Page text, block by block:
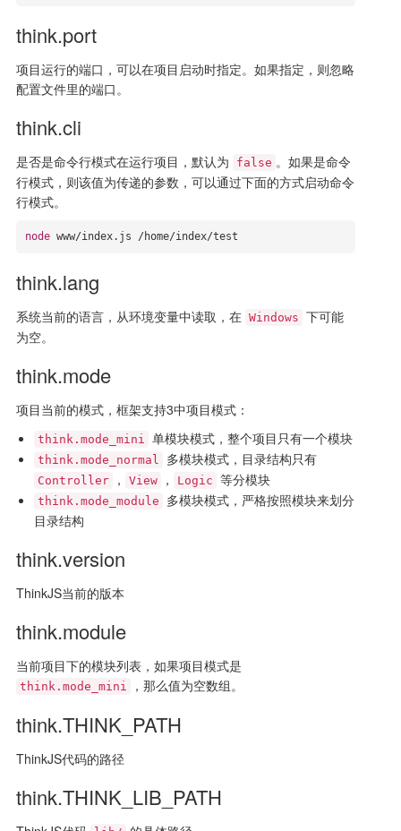
think.port
项目运行的端口，可以在项目启动时指定。如果指定，则忽略
配置文件里的端口。
think.cli
是否是命令行模式在运行项目，默认为 false 。如果是命令
行模式，则该值为传递的参数，可以通过下面的方式启动命令
行模式。
node www/index.js /home/index/test
think.lang
系统当前的语言，从环境变量中读取，在 Windows 下可能
为空。
think.mode
项目当前的模式，框架支持3中项目模式：
think.mode_mini 单模块模式，整个项目只有一个模块
think.mode_normal 多模块模式，目录结构只有
Controller ， View ， Logic 等分模块
think.mode_module
多模块模式，严格按照模块来划分
目录结构
think.version
ThinkJS当前的版本
think.module
当前项目下的模块列表，如果项目模式是
think.mode_mini ，那么值为空数组。
think.THINK_PATH
ThinkJS代码的路径
think.THINK_LIB_PATH